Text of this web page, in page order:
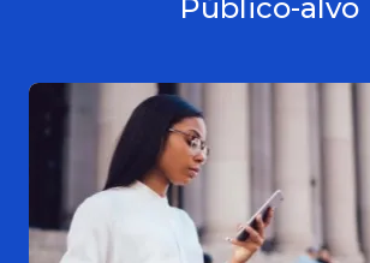
Público-alvo